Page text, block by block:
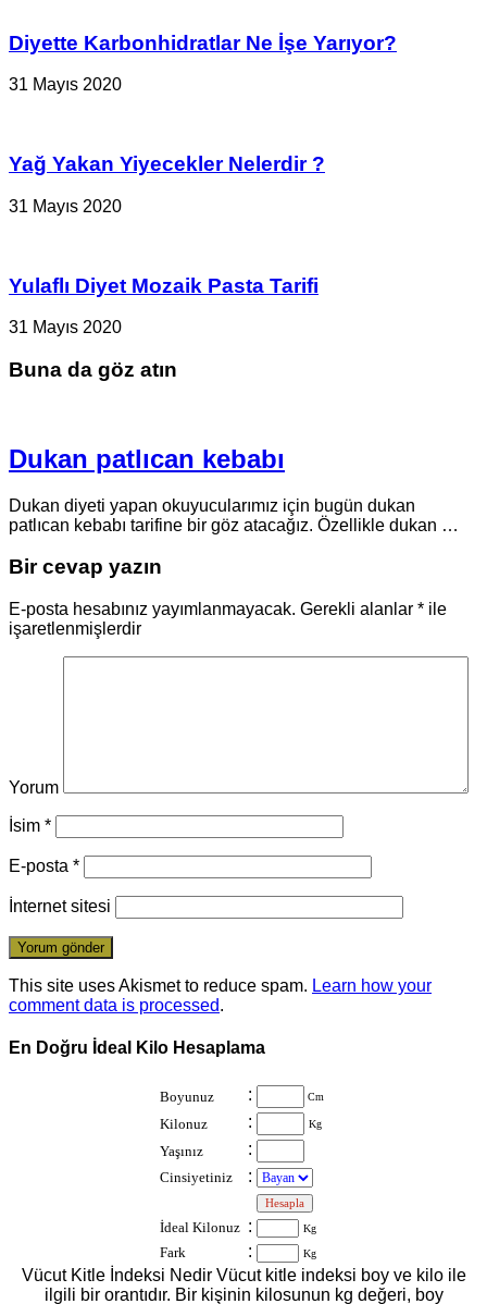
Diyette Karbonhidratlar Ne İşe Yarıyor?
31 Mayıs 2020
Yağ Yakan Yiyecekler Nelerdir ?
31 Mayıs 2020
Yulaflı Diyet Mozaik Pasta Tarifi
31 Mayıs 2020
Buna da göz atın
Dukan patlıcan kebabı
Dukan diyeti yapan okuyucularımız için bugün dukan
patlıcan kebabı tarifine bir göz atacağız. Özellikle dukan …
Bir cevap yazın
E-posta hesabınız yayımlanmayacak. Gerekli alanlar * ile
işaretlenmişlerdir
Yorum
İsim *
E-posta *
İnternet sitesi
This site uses Akismet to reduce spam. Learn how your
comment data is processed.
En Doğru İdeal Kilo Hesaplama
Boyunuz : Cm
Kilonuz : Kg
Yaşınız :
Cinsiyetiniz
:
İdeal Kilonuz : Kg
Fark : Kg
Vücut Kitle İndeksi Nedir Vücut kitle indeksi boy ve kilo ile
ilgili bir orantıdır. Bir kişinin kilosunun kg değeri, boy